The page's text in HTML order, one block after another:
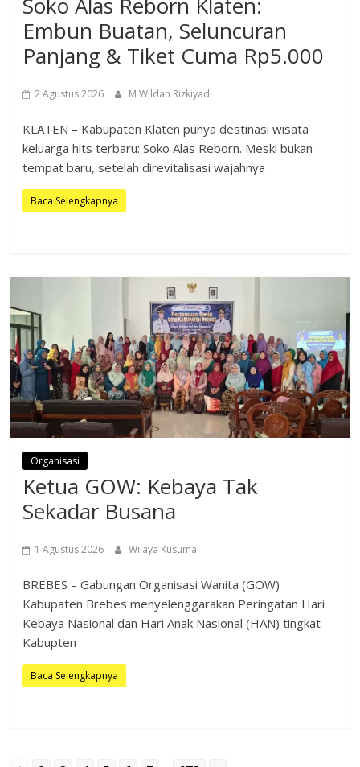
Embun Buatan, Seluncuran
Panjang & Tiket Cuma Rp5.000
2 Agustus 2026 M Wildan Rizkiyadi
KLATEN – Kabupaten Klaten punya destinasi wisata
keluarga hits terbaru: Soko Alas Reborn. Meski bukan
tempat baru, setelah direvitalisasi wajahnya
Baca Selengkapnya
Organisasi
Ketua GOW: Kebaya Tak
Sekadar Busana
1 Agustus 2026 Wijaya Kusuma
BREBES – Gabungan Organisasi Wanita (GOW)
Kabupaten Brebes menyelenggarakan Peringatan Hari
Kebaya Nasional dan Hari Anak Nasional (HAN) tingkat
Kabupten
Baca Selengkapnya